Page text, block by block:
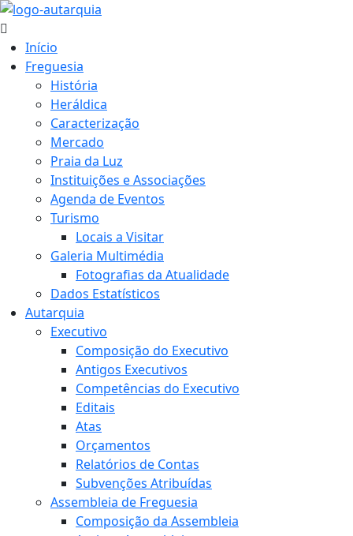
Início
Freguesia
História
Heráldica
Caracterização
Mercado
Praia da Luz
Instituições e Associações
Agenda de Eventos
Turismo
Locais a Visitar
Galeria Multimédia
Fotografias da Atualidade
Dados Estatísticos
Autarquia
Executivo
Composição do Executivo
Antigos Executivos
Competências do Executivo
Editais
Atas
Orçamentos
Relatórios de Contas
Subvenções Atribuídas
Assembleia de Freguesia
Composição da Assembleia